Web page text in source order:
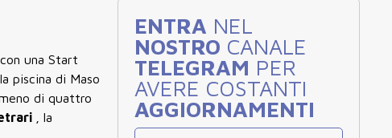
una Start
piscina di Maso
di quattro
, la
ENTRA NEL
NOSTRO CANALE
TELEGRAM PER
AVERE COSTANTI
AGGIORNAMENTI